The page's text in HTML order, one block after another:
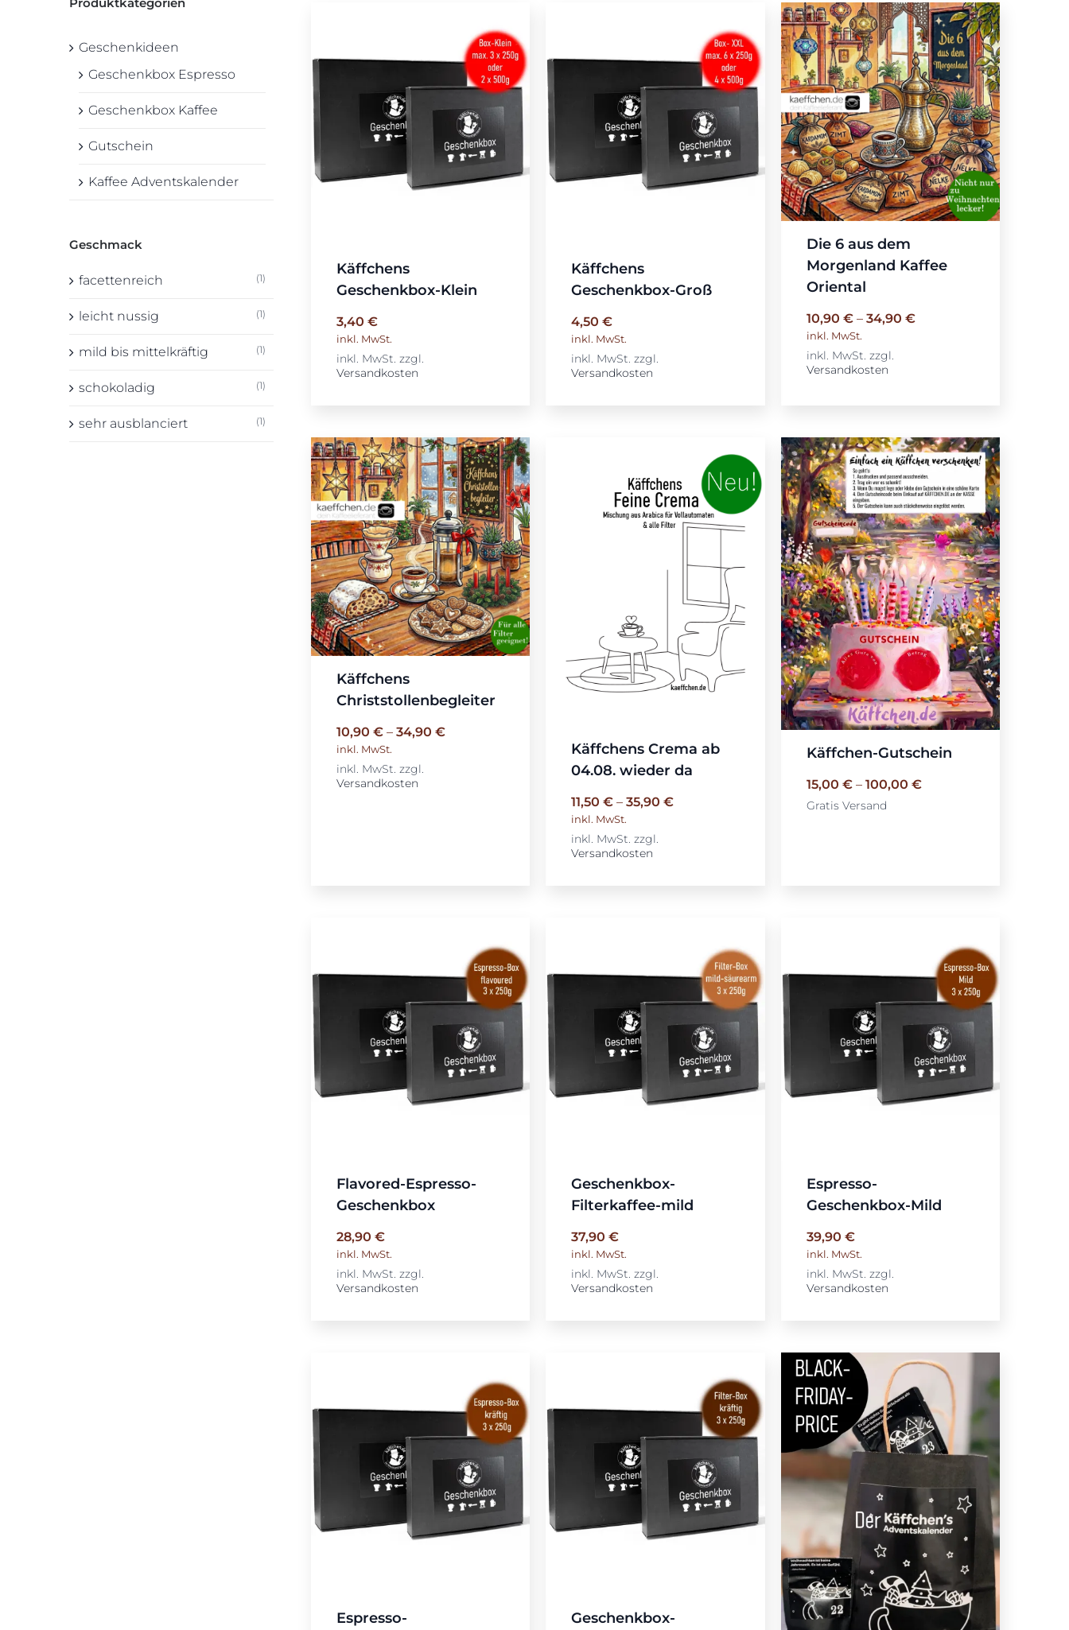
Geschenkideen
Geschenkbox Espresso
Geschenkbox Kaffee
Gutschein
Kaffee Adventskalender
Geschmack
facettenreich (1)
leicht nussig (1)
mild bis mittelkräftig (1)
schokoladig (1)
sehr ausblanciert (1)
Käffchens
Geschenkbox-Klein
3,40€
inkl. MwSt.
inkl. MwSt. zzgl.
Versandkosten
Käffchens
Geschenkbox-Groß
4,50€
inkl. MwSt.
inkl. MwSt. zzgl.
Versandkosten
Die 6 aus dem
Morgenland Kaffee
Oriental
10,90 €– 34,90 €
inkl. MwSt.
inkl. MwSt. zzgl.
Versandkosten
Käffchens
Christstollenbegleiter
10,90€ –34,90€
inkl. MwSt.
inkl. MwSt. zzgl.
Versandkosten
Käffchens Crema ab
04.08. wieder da
11,50€ –35,90€
inkl. MwSt.
inkl. MwSt. zzgl.
Versandkosten
Käffchen-Gutschein
15,00 €– 100,00 €
Gratis Versand
Flavored-Espresso-
Geschenkbox
28,90€
inkl. MwSt.
inkl. MwSt. zzgl.
Versandkosten
Geschenkbox-
Filterkaffee-mild
37,90€
inkl. MwSt.
inkl. MwSt. zzgl.
Versandkosten
Espresso-
Geschenkbox-Mild
39,90 €
inkl. MwSt.
inkl. MwSt. zzgl.
Versandkosten
Espresso-
Geschenkbox-